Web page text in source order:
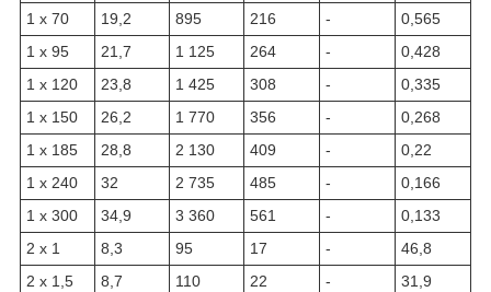
1 x 70
19,2 895 216 -
0,565
1 x 95
21,7 1 125 264 -
0,428
1 x 120
23,8 1 425 308 -
0,335
1 x 150
26,2 1 770 356 -
0,268
1 x 185
28,8 2 130 409 -
0,22
1 x 240
32 2 735 485 -
0,166
1 x 300
34,9 3 360 561 -
0,133
2 x 1
8,3 95 17 -
46,8
2 x 1,5
8,7 110 22 -
31,9